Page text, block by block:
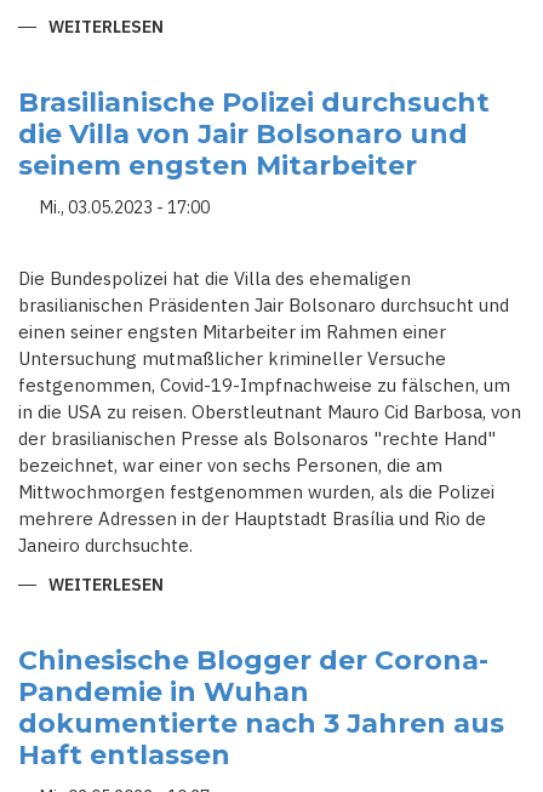
WEITERLESEN
CORONA
UND
DAS
SCHNELLE
VERGESSEN
DER
PANDEMIE
Brasilianische Polizei durchsucht
die Villa von Jair Bolsonaro und
seinem engsten Mitarbeiter
Mi., 03.05.2023 - 17:00
Die Bundespolizei hat die Villa des ehemaligen
brasilianischen Präsidenten Jair Bolsonaro durchsucht und
einen seiner engsten Mitarbeiter im Rahmen einer
Untersuchung mutmaßlicher krimineller Versuche
festgenommen, Covid-19-Impfnachweise zu fälschen, um
in die USA zu reisen. Oberstleutnant Mauro Cid Barbosa, von
der brasilianischen Presse als Bolsonaros "rechte Hand"
bezeichnet, war einer von sechs Personen, die am
Mittwochmorgen festgenommen wurden, als die Polizei
mehrere Adressen in der Hauptstadt Brasília und Rio de
Janeiro durchsuchte.
WEITERLESEN
DIE
VILLA
VON
JAIR
BOLSONARO
UND
SEINEM
ENGSTEN
Chinesische Blogger der Corona-
Pandemie in Wuhan
dokumentierte nach 3 Jahren aus
Haft entlassen